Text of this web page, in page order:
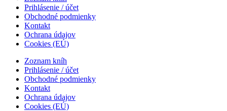
Prihlásenie / účet
Obchodné podmienky
Kontakt
Ochrana údajov
Cookies (EÚ)
Zoznam kníh
Prihlásenie / účet
Obchodné podmienky
Kontakt
Ochrana údajov
Cookies (EÚ)